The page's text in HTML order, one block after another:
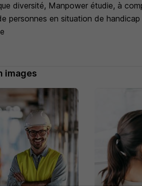
diversité, Manpower étudie, à
personnes en situation de
images